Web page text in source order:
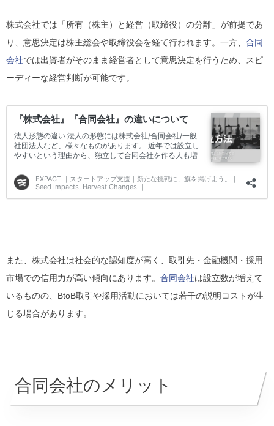
株式会社では「所有（株主）と経営（取締役）の分離」が前提であ
り、意思決定は株主総会や取締役会を経て行われます。一方、 合同
会社では出資者がそのまま経営者として意思決定を行うため、スピ
ーディーな経営判断が可能です。
また、株式会社は社会的な認知度が高く、取引先・金融機関・採用
市場での信用力が高い傾向にあります。 合同会社は設立数が増えて
いるものの、BtoB取引や採用活動においては若干の説明コストが生
じる場合があります。
合同会社のメリット